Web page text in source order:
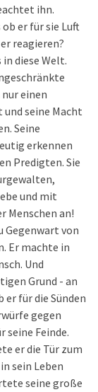
ihn.
er für sie Luft
reagieren?
diese Welt.
einen
seine Macht
Seine
erkennen
Predigten. Sie
und mit
Menschen an!
Gegenwart von
Er machte in
Und
Grund - an
er für die Sünden
gegen
seine Feinde.
er die Tür zum
sein Leben
seine große